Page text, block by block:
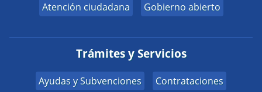
Atención ciudadana
Gobierno abierto
Trámites y Servicios
Ayudas y Subvenciones
Contrataciones